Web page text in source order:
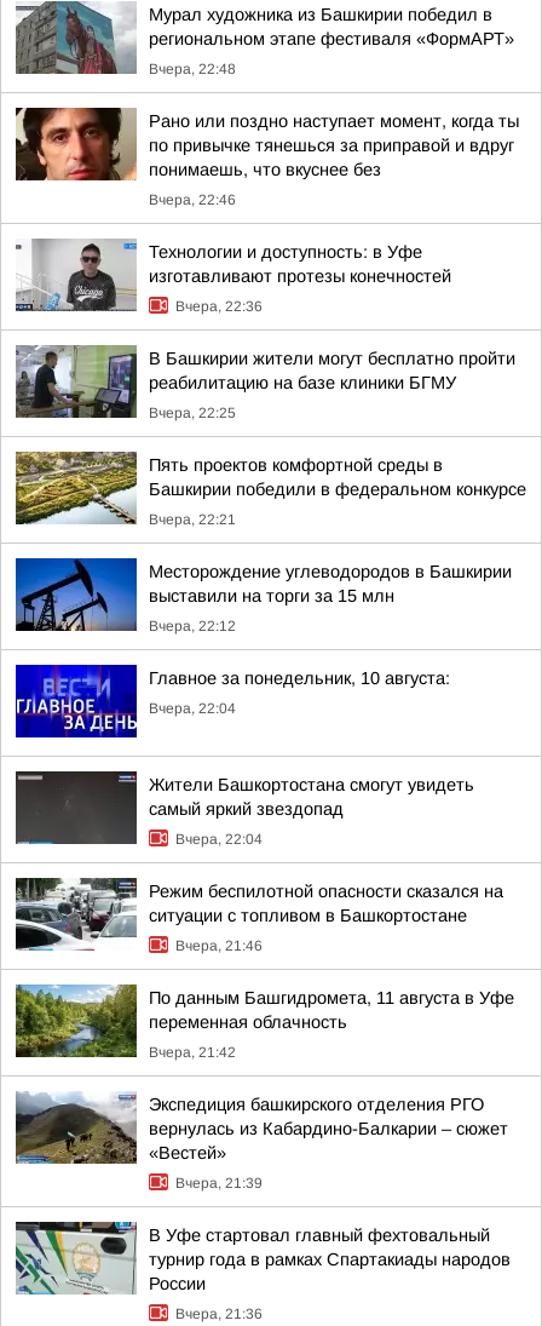
Мурал художника из Башкирии победил в
региональном этапе фестиваля «ФормАРТ»
Вчера, 22:48
Рано или поздно наступает момент, когда ты
по привычке тянешься за приправой и вдруг
понимаешь, что вкуснее без
Вчера, 22:46
Технологии и доступность: в Уфе
изготавливают протезы конечностей
Вчера, 22:36
В Башкирии жители могут бесплатно пройти
реабилитацию на базе клиники БГМУ
Вчера, 22:25
Пять проектов комфортной среды в
Башкирии победили в федеральном конкурсе
Вчера, 22:21
Месторождение углеводородов в Башкирии
выставили на торги за 15 млн
Вчера, 22:12
Главное за понедельник, 10 августа:
Вчера, 22:04
Жители Башкортостана смогут увидеть
самый яркий звездопад
Вчера, 22:04
Режим беспилотной опасности сказался на
ситуации с топливом в Башкортостане
Вчера, 21:46
По данным Башгидромета, 11 августа в Уфе
переменная облачность
Вчера, 21:42
Экспедиция башкирского отделения РГО
вернулась из Кабардино-Балкарии – сюжет
«Вестей»
Вчера, 21:39
В Уфе стартовал главный фехтовальный
турнир года в рамках Спартакиады народов
России
Вчера, 21:36